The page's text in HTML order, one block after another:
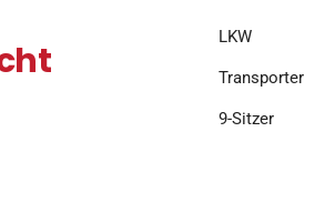
LKW
Transporter
9-Sitzer